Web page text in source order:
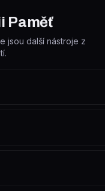
Paměť
jsou další nástroje z